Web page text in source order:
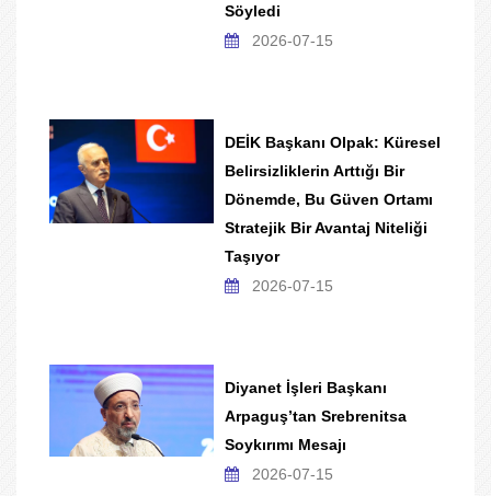
Söyledi
2026-07-15
DEİK Başkanı Olpak: Küresel
Belirsizliklerin Arttığı Bir
Dönemde, Bu Güven Ortamı
Stratejik Bir Avantaj Niteliği
Taşıyor
2026-07-15
Diyanet İşleri Başkanı
Arpaguş’tan Srebrenitsa
Soykırımı Mesajı
2026-07-15